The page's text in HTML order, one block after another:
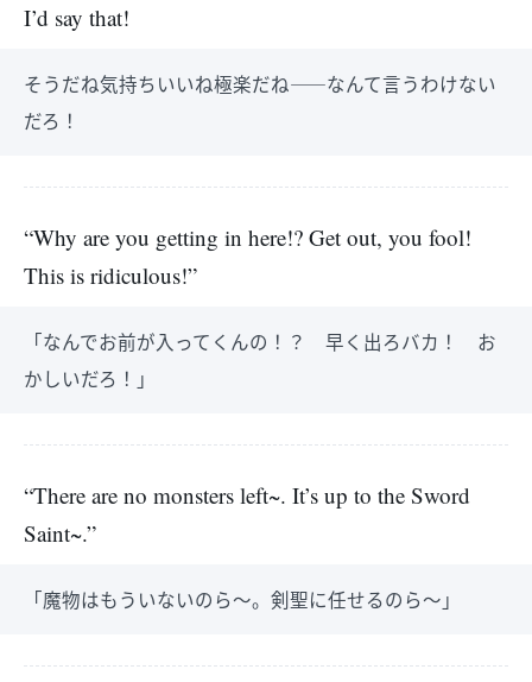
I’d say that!
そうだね気持ちいいね極楽だね――なんて言うわけない
だろ！
“Why are you getting in here!? Get out, you fool!
This is ridiculous!”
「なんでお前が入ってくんの！？ 早く出ろバカ！ お
かしいだろ！」
“There are no monsters left~. It’s up to the Sword
Saint~.”
「魔物はもういないのら～。剣聖に任せるのら～」